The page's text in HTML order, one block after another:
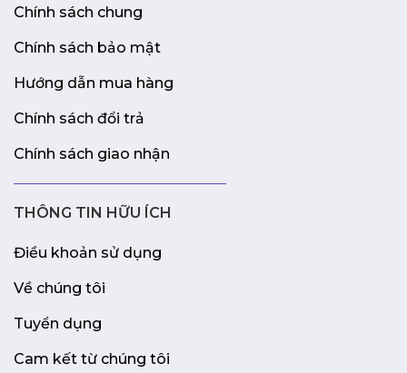
Chính sách chung
Chính sách bảo mật
Hướng dẫn mua hàng
Chính sách đổi trả
Chính sách giao nhận
THÔNG TIN HỮU ÍCH
Điều khoản sử dụng
Về chúng tôi
Tuyển dụng
Cam kết từ chúng tôi